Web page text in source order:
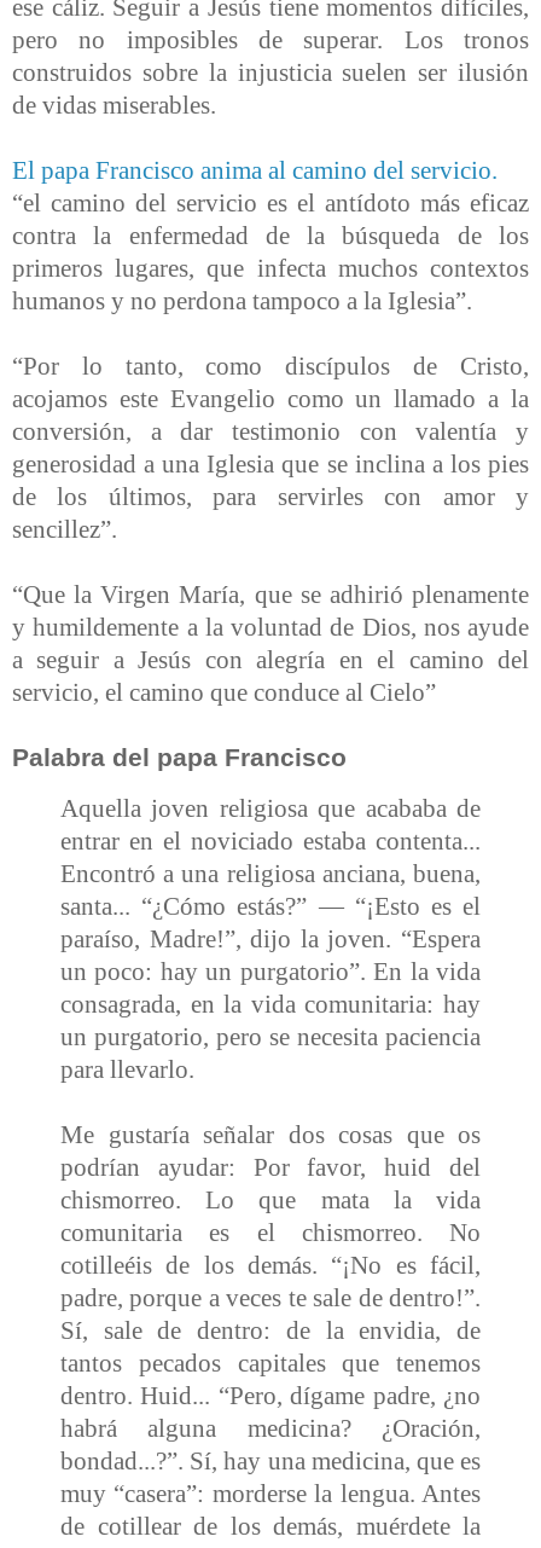
ese cáliz. Seguir a Jesús tiene momentos difíciles,
pero no imposibles de superar. Los tronos
construidos sobre la injusticia suelen ser ilusión
de vidas miserables.
El papa Francisco anima al camino del servicio.
“el camino del servicio es el antídoto más eficaz
contra la enfermedad de la búsqueda de los
primeros lugares, que infecta muchos contextos
humanos y no perdona tampoco a la Iglesia”.
“Por lo tanto, como discípulos de Cristo,
acojamos este Evangelio como un llamado a la
conversión, a dar testimonio con valentía y
generosidad a una Iglesia que se inclina a los pies
de los últimos, para servirles con amor y
sencillez”.
“Que la Virgen María, que se adhirió plenamente
y humildemente a la voluntad de Dios, nos ayude
a seguir a Jesús con alegría en el camino del
servicio, el camino que conduce al Cielo”
Palabra del papa Francisco
Aquella joven religiosa que acababa de
entrar en el noviciado estaba contenta...
Encontró a una religiosa anciana, buena,
santa... “¿Cómo estás?” — “¡Esto es el
paraíso, Madre!”, dijo la joven. “Espera
un poco: hay un purgatorio”. En la vida
consagrada, en la vida comunitaria: hay
un purgatorio, pero se necesita paciencia
para llevarlo.
Me gustaría señalar dos cosas que os
podrían ayudar: Por favor, huid del
chismorreo. Lo que mata la vida
comunitaria es el chismorreo. No
cotilleéis de los demás. “¡No es fácil,
padre, porque a veces te sale de dentro!”.
Sí, sale de dentro: de la envidia, de
tantos pecados capitales que tenemos
dentro. Huid... “Pero, dígame padre, ¿no
habrá alguna medicina? ¿Oración,
bondad...?”. Sí, hay una medicina, que es
muy “casera”: morderse la lengua. Antes
de cotillear de los demás, muérdete la